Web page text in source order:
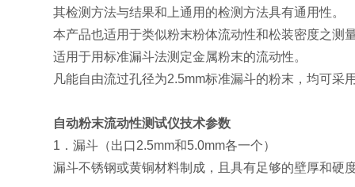
其检测方法与结果和上通用的检测方法具有通用性。
本产品也适用于类似粉末粉体流动性和松装密度之测
适用于用标准漏斗法测定金属粉末的流动性。
凡能自由流过孔径为2.5mm标准漏斗的粉末，均可采
自动粉末流动性测试仪技术参数
1．漏斗（出口2.5mm和5.0mm各一个）
漏斗不锈钢或黄铜材料制成，且具有足够的壁厚和硬